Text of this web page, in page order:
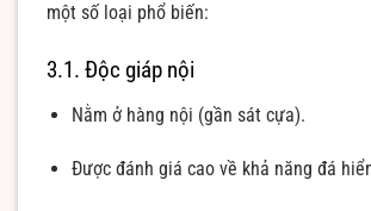
một số loại phổ biến:
3.1. Độc giáp nội
Nằm ở hàng nội (gần sát cựa).
Được đánh giá cao về khả năng đá